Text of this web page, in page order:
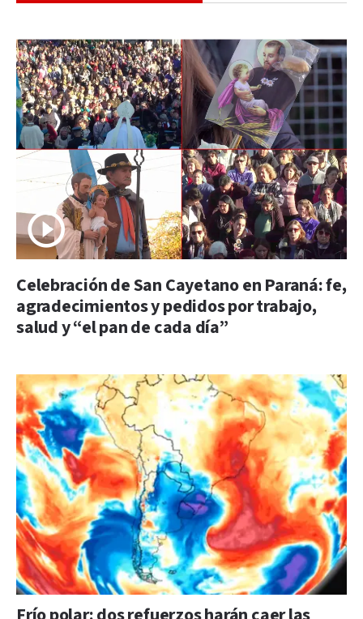
Celebración de San Cayetano en Paraná: fe,
agradecimientos y pedidos por trabajo,
salud y “el pan de cada día”